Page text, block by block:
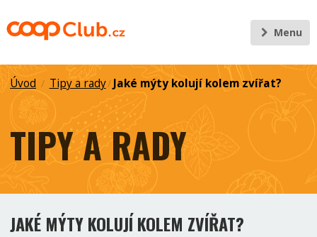
Menu
Úvod / Tipy a rady/Jaké mýty kolují kolem zvířat?
TIPY A RADY
JAKÉ MÝTY KOLUJÍ KOLEM ZVÍŘAT?